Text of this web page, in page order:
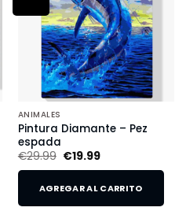
ANIMALES
Pintura Diamante – Pez
espada
€29.99 €19.99
AGREGAR AL CARRITO